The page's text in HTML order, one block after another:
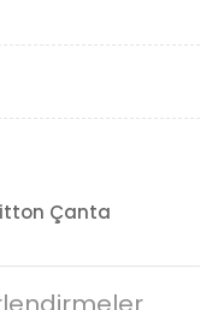
Çanta